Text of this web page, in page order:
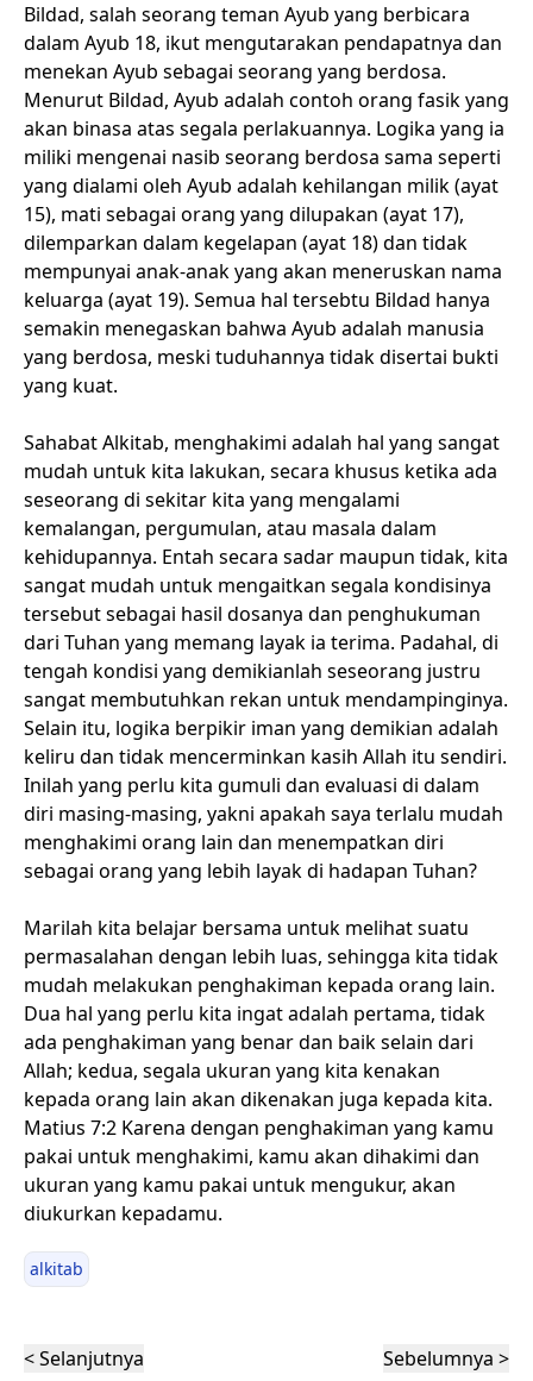
Bildad, salah seorang teman Ayub yang berbicara
dalam Ayub 18, ikut mengutarakan pendapatnya dan
menekan Ayub sebagai seorang yang berdosa.
Menurut Bildad, Ayub adalah contoh orang fasik yang
akan binasa atas segala perlakuannya. Logika yang ia
miliki mengenai nasib seorang berdosa sama seperti
yang dialami oleh Ayub adalah kehilangan milik (ayat
15), mati sebagai orang yang dilupakan (ayat 17),
dilemparkan dalam kegelapan (ayat 18) dan tidak
mempunyai anak-anak yang akan meneruskan nama
keluarga (ayat 19). Semua hal tersebtu Bildad hanya
semakin menegaskan bahwa Ayub adalah manusia
yang berdosa, meski tuduhannya tidak disertai bukti
yang kuat.
Sahabat Alkitab, menghakimi adalah hal yang sangat
mudah untuk kita lakukan, secara khusus ketika ada
seseorang di sekitar kita yang mengalami
kemalangan, pergumulan, atau masala dalam
kehidupannya. Entah secara sadar maupun tidak, kita
sangat mudah untuk mengaitkan segala kondisinya
tersebut sebagai hasil dosanya dan penghukuman
dari Tuhan yang memang layak ia terima. Padahal, di
tengah kondisi yang demikianlah seseorang justru
sangat membutuhkan rekan untuk mendampinginya.
Selain itu, logika berpikir iman yang demikian adalah
keliru dan tidak mencerminkan kasih Allah itu sendiri.
Inilah yang perlu kita gumuli dan evaluasi di dalam
diri masing-masing, yakni apakah saya terlalu mudah
menghakimi orang lain dan menempatkan diri
sebagai orang yang lebih layak di hadapan Tuhan?
Marilah kita belajar bersama untuk melihat suatu
permasalahan dengan lebih luas, sehingga kita tidak
mudah melakukan penghakiman kepada orang lain.
Dua hal yang perlu kita ingat adalah pertama, tidak
ada penghakiman yang benar dan baik selain dari
Allah; kedua, segala ukuran yang kita kenakan
kepada orang lain akan dikenakan juga kepada kita.
Matius 7:2 Karena dengan penghakiman yang kamu
pakai untuk menghakimi, kamu akan dihakimi dan
ukuran yang kamu pakai untuk mengukur, akan
diukurkan kepadamu.
alkitab
< Selanjutnya Sebelumnya >